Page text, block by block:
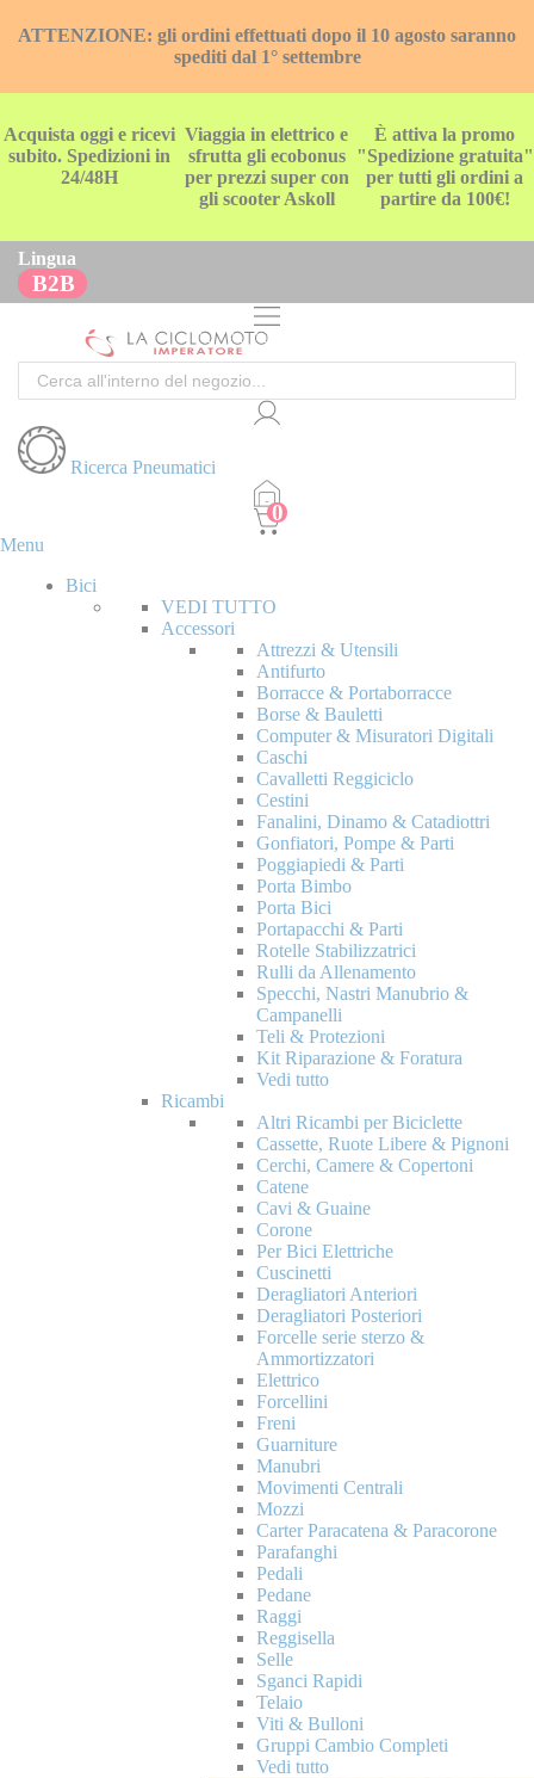
ATTENZIONE: gli ordini effettuati dopo il 10 agosto saranno
spediti dal 1° settembre
Acquista oggi e ricevi
subito. Spedizioni in
24/48H
Viaggia in elettrico e
sfrutta gli ecobonus
per prezzi super con
gli scooter Askoll
È attiva la promo
"Spedizione gratuita"
per tutti gli ordini a
partire da 100€!
Lingua
B2B
Cerca
Ricerca Pneumatici
Menu
Bici
VEDI TUTTO
Accessori
Attrezzi & Utensili
Antifurto
Borracce & Portaborracce
Borse & Bauletti
Computer & Misuratori Digitali
Caschi
Cavalletti Reggiciclo
Cestini
Fanalini, Dinamo & Catadiottri
Gonfiatori, Pompe & Parti
Poggiapiedi & Parti
Porta Bimbo
Porta Bici
Portapacchi & Parti
Rotelle Stabilizzatrici
Rulli da Allenamento
Specchi, Nastri Manubrio &
Campanelli
Teli & Protezioni
Kit Riparazione & Foratura
Vedi tutto
Ricambi
Altri Ricambi per Biciclette
Cassette, Ruote Libere & Pignoni
Cerchi, Camere & Copertoni
Catene
Cavi & Guaine
Corone
Per Bici Elettriche
Cuscinetti
Deragliatori Anteriori
Deragliatori Posteriori
Forcelle serie sterzo &
Ammortizzatori
Elettrico
Forcellini
Freni
Guarniture
Manubri
Movimenti Centrali
Mozzi
Carter Paracatena & Paracorone
Parafanghi
Pedali
Pedane
Raggi
Reggisella
Selle
Sganci Rapidi
Telaio
Viti & Bulloni
Gruppi Cambio Completi
Vedi tutto